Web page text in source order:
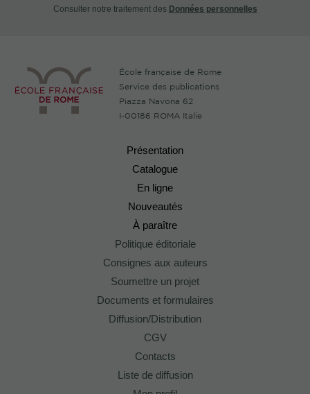
Consulter notre traitement des Données personnelles
École française de Rome
Service des publications
Piazza Navona 62
I-00186 ROMA Italie
Présentation
Catalogue
En ligne
Nouveautés
À paraître
Politique éditoriale
Consignes aux auteurs
Soumettre un projet
Documents et formulaires
Diffusion/Distribution
CGV
Contacts
Liste de diffusion